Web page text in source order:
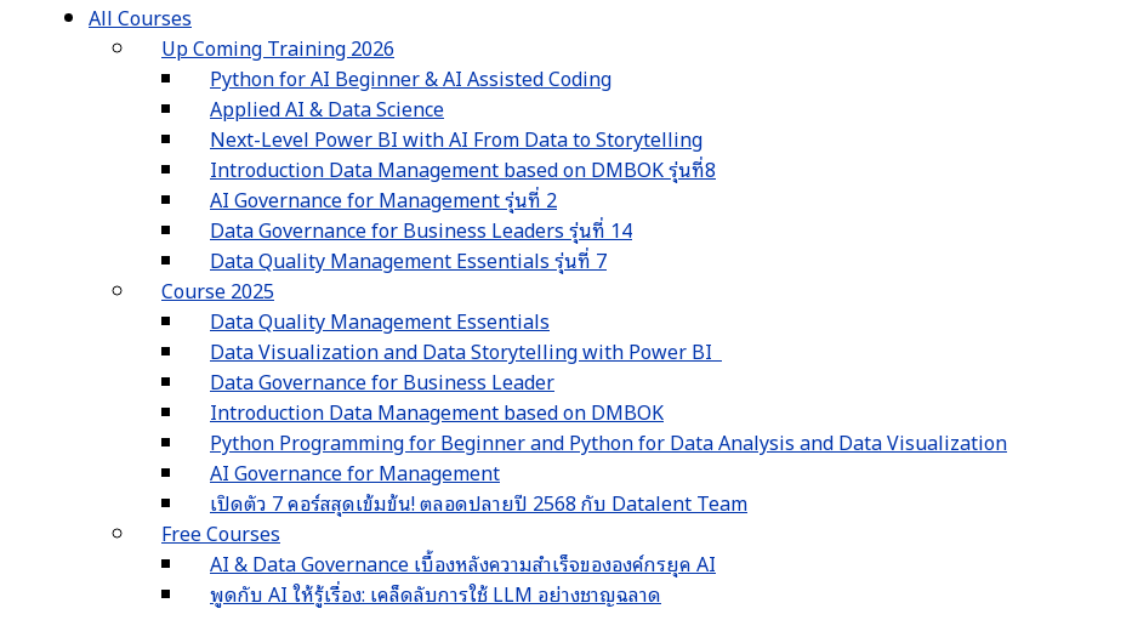
All Courses
Up Coming Training 2026
Python for AI Beginner & AI Assisted Coding
Applied AI & Data Science
Next-Level Power BI with AI From Data to Storytelling
Introduction Data Management based on DMBOK รุ่นที่8
AI Governance for Management รุ่นที่ 2
Data Governance for Business Leaders รุ่นที่ 14
Data Quality Management Essentials รุ่นที่ 7
Course 2025
Data Quality Management Essentials
Data Visualization and Data Storytelling with Power BI
Data Governance for Business Leader
Introduction Data Management based on DMBOK
Python Programming for Beginner and Python for Data Analysis and Data Visualization
AI Governance for Management
เปิดตัว 7 คอร์สสุดเข้มข้น! ตลอดปลายปี 2568 กับ Datalent Team
Free Courses
AI & Data Governance เบื้องหลังความสำเร็จขององค์กรยุค AI
พูดกับ AI ให้รู้เรื่อง: เคล็ดลับการใช้ LLM อย่างชาญฉลาด